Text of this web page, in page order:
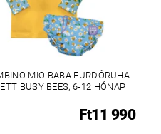
MIO BABA FÜRDŐRUHA
BUSY BEES, 6-12 HÓNAP
Ft11 990